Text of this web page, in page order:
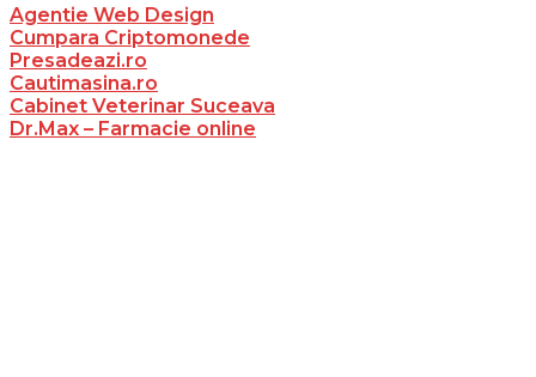
Agentie Web Design
Cumpara Criptomonede
Presadeazi.ro
Cautimasina.ro
Cabinet Veterinar Suceava
Dr.Max – Farmacie online